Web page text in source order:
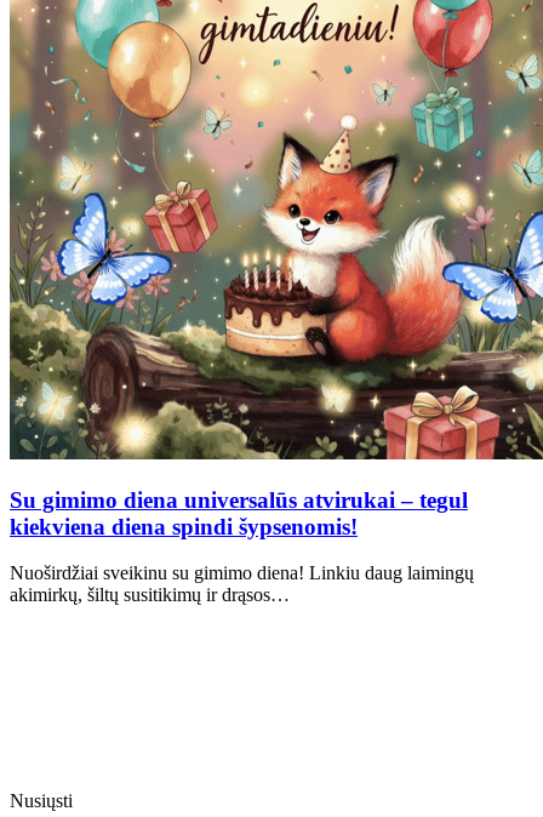
Su gimimo diena universalūs atvirukai – tegul
kiekviena diena spindi šypsenomis!
Nuoširdžiai sveikinu su gimimo diena! Linkiu daug laimingų
akimirkų, šiltų susitikimų ir drąsos…
Nusiųsti